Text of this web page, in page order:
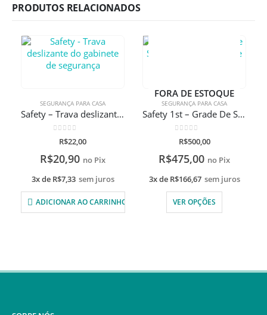
PRODUTOS RELACIONADOS
SEGURANÇA PARA CASA
Safety – Trava deslizante do gabinete de segurança
de 5
R$22,00
R$20,90 no Pix
3x de R$7,33 sem juros
ADICIONAR AO CARRINHO
FORA DE ESTOQUE
SEGURANÇA PARA CASA
Safety 1st – Grade De Segurança Retrátil Gate
de 5
R$500,00
R$475,00 no Pix
3x de R$166,67 sem juros
VER OPÇÕES